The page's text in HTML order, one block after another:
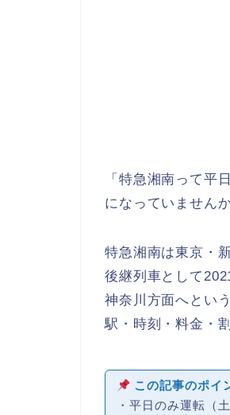
「特急湘南って平
になっていません
特急湘南は東京・
後継列車として
神奈川方面へとい
駅・時刻・料金・
この記事のポイ
・ 平日のみ運転 （